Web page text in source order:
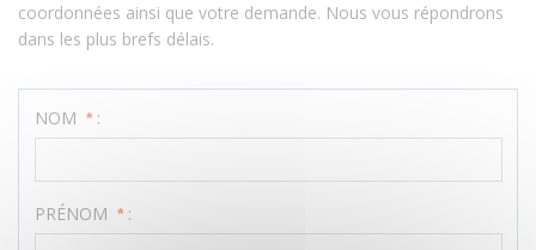
coordonnées ainsi que votre demande. Nous vous répondrons
dans les plus brefs délais.
NOM * :
PRÉNOM * :